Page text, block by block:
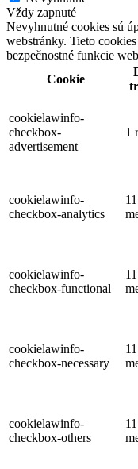
Vždy zapnuté
Nevyhnutné cookies sú
webstránky. Tieto
bezpečnostné funkcie
Cookie
cookielawinfo-
checkbox-
advertisement
1
cookielawinfo-
checkbox-analytics
11
cookielawinfo-
checkbox-functional
11
cookielawinfo-
checkbox-necessary
11
cookielawinfo-
checkbox-others
11